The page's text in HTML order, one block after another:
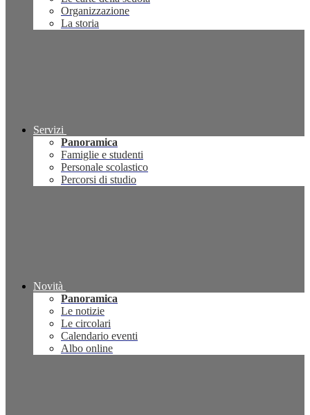
Organizzazione
La storia
Servizi
Panoramica
Famiglie e studenti
Personale scolastico
Percorsi di studio
Novità
Panoramica
Le notizie
Le circolari
Calendario eventi
Albo online